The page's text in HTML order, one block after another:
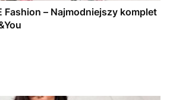
Fashion – Najmodniejszy komplet